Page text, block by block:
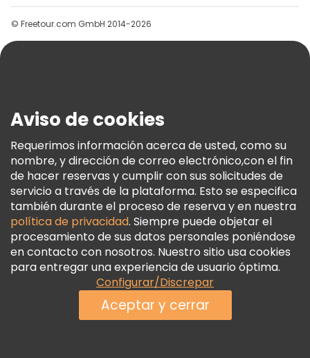
Grupos
Ayuda
Términos E Información Legal
Política De Cookies
Freetour Premios
Programa De Fidelidad
© Freetour.com GmbH 2014-2026
Aviso de cookies
Requerimos información acerca de usted, como su
nombre, y dirección de correo electrónico,con el fin
de hacer reservas y cumplir con sus solicitudes de
servicio a través de la plataforma. Esto se especifica
también durante el proceso de reserva y en nuestra
política de privacidad. Siempre puede objetar el
procesamiento de sus datos personales poniéndose
en contacto con nosotros. Nuestro sitio usa cookies
para entregar una experiencia de usuario óptima.
Configurar/Discrepar
Aceptar y cerrar